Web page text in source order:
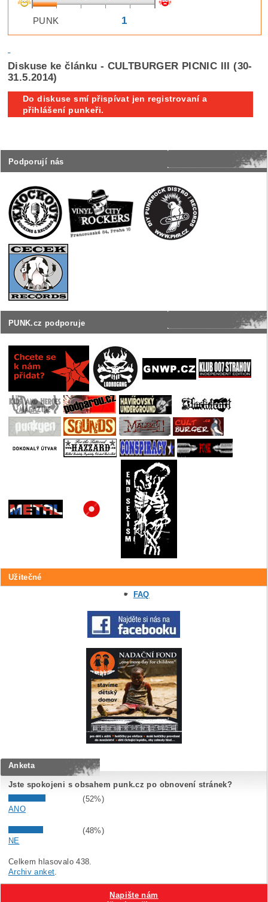
Podporují nás
PUNK.cz podporuje
Užitečné
FAQ
PUNK 1
Diskuse ke článku - CULTBURGER PICNIC III (30-
31.5.2014)
Do diskuse smí přispívat jen registrovaní a
přihlášení punkeři.
Anketa
Jste spokojeni s obsahem punk.cz po obnovení stránek?
(52%)
ANO
(48%)
NE
Celkem hlasovalo 438.
Archiv anket
Napište nám